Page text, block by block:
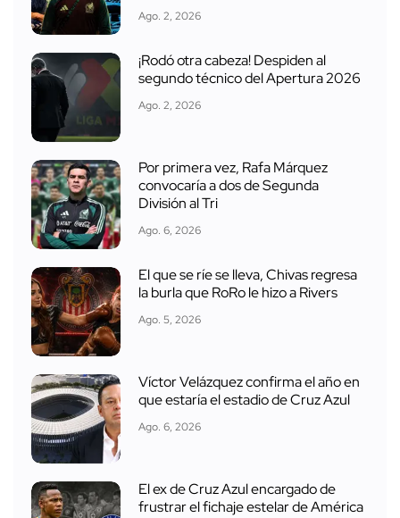
Ago. 2, 2026
¡Rodó otra cabeza! Despiden al
segundo técnico del Apertura 2026
Ago. 2, 2026
Por primera vez, Rafa Márquez
convocaría a dos de Segunda
División al Tri
Ago. 6, 2026
El que se ríe se lleva, Chivas regresa
la burla que RoRo le hizo a Rivers
Ago. 5, 2026
Víctor Velázquez confirma el año en
que estaría el estadio de Cruz Azul
Ago. 6, 2026
El ex de Cruz Azul encargado de
frustrar el fichaje estelar de América